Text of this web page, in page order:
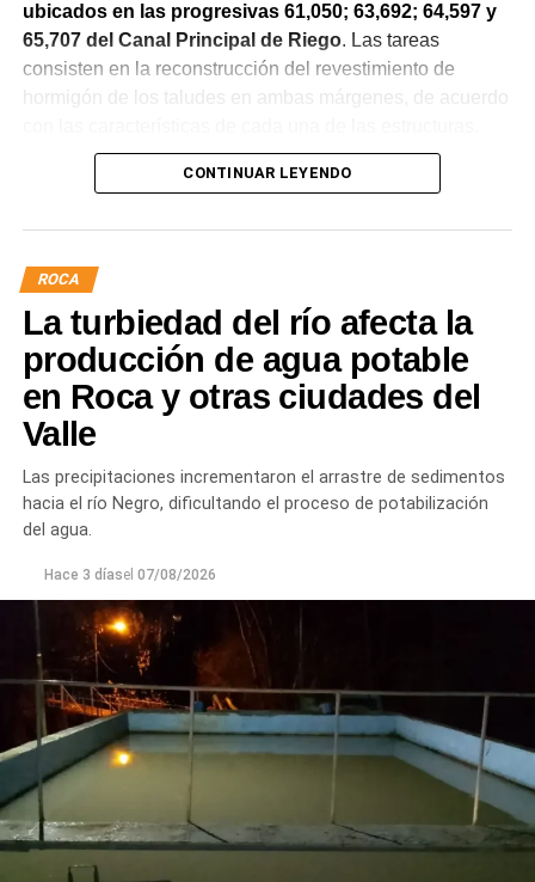
ubicados en las progresivas 61,050; 63,692; 64,597 y
65,707 del Canal Principal de Riego. Las tareas
consisten en la reconstrucción del revestimiento de
La obra incluye la demolición de losas deterioradas, la
requieren, la ejecución de un nuevo revestimiento de
hormigón reforzado con malla de acero y el sellado de
juntas para mejorar la durabilidad de la infraestructura.
Desde el DPA destacaron que esta intervención forma
parte del plan de mantenimiento y renovación de la
infraestructura hídrica provincial, con el propósito de
optimizar la conducción del agua, preservar el Canal
seguro para los productores del Alto Valle.
CONTINUAR LEYENDO
ROCA
La turbiedad del río afecta la
producción de agua potable
en Roca y otras ciudades del
Valle
Las precipitaciones incrementaron el arrastre de sedimentos
hacia el río Negro, dificultando el proceso de potabilización
del agua.
Hace 3 díasel 07/08/2026